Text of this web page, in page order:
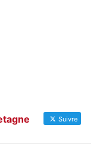
Suivre